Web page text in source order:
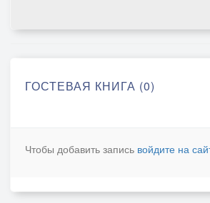
ГОСТЕВАЯ КНИГА (0)
Чтобы добавить запись войдите на